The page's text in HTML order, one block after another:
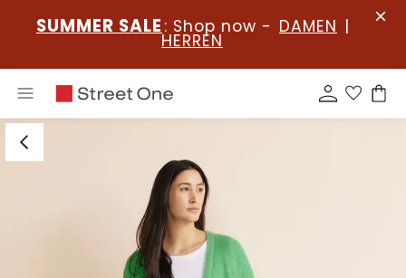
SUMMER SALE : Shop now - DAMEN |
HERREN